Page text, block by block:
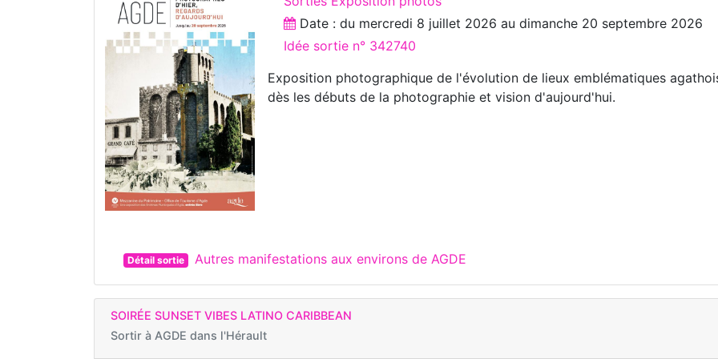
Date : du mercredi 8 juillet 2026 audimanche 20 septembre 2026
Idée sortie n° 342740
Exposition photographique de l'évolution de lieux emblématiques
dès les débuts de la photographie et vision d'aujourd'hui.
Détail sortie Autres manifestations aux environs de AGDE
SOIRÉE SUNSET VIBES LATINO CARIBBEAN
Sortir à AGDE dans l'Hérault